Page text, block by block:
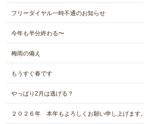
フリーダイヤル一時不通のお知らせ
今年も半分終わる〜
梅雨の備え
もうすぐ春です
やっぱり2月は逃げる？
２０２６年 本年もよろしくお願い申し上げます。